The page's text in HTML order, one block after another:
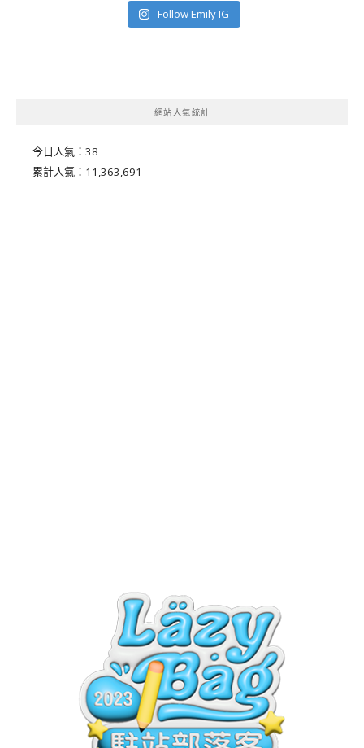
Follow Emily IG
網站人氣統計
今日人氣： 38
累計人氣： 11,363,691